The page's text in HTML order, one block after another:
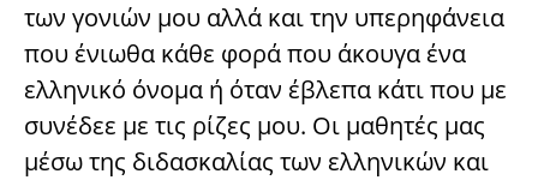
των γονιών μου αλλά και την υπερηφάνεια
που ένιωθα κάθε φορά που άκουγα ένα
ελληνικό όνομα ή όταν έβλεπα κάτι που με
συνέδεε με τις ρίζες μου. Οι μαθητές μας
μέσω της διδασκαλίας των ελληνικών και